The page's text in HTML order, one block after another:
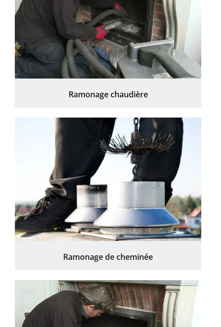
Ramonage chaudière
Ramonage de cheminée